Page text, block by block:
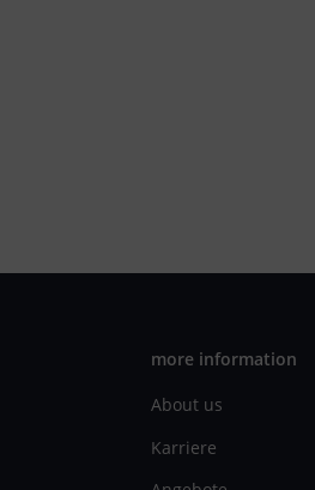
more information
About us
Karriere